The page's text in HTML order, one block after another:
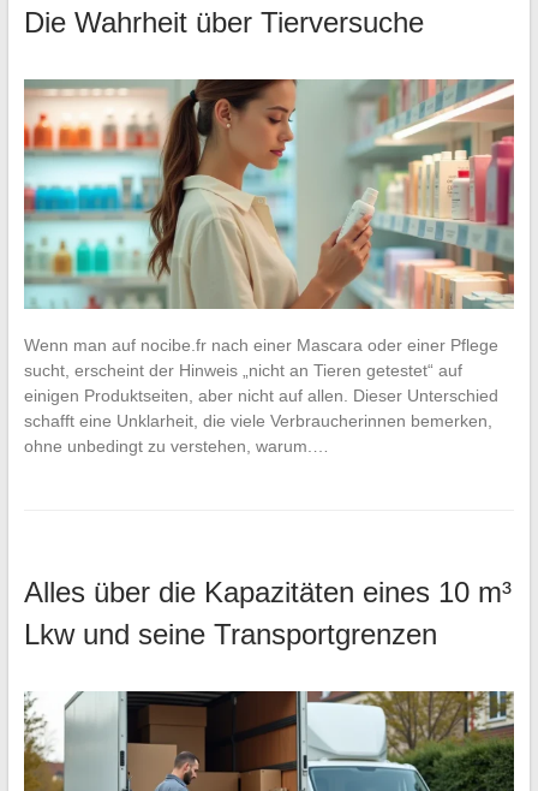
Die Wahrheit über Tierversuche
Wenn man auf nocibe.fr nach einer Mascara oder einer Pflege
sucht, erscheint der Hinweis „nicht an Tieren getestet“ auf
einigen Produktseiten, aber nicht auf allen. Dieser Unterschied
schafft eine Unklarheit, die viele Verbraucherinnen bemerken,
ohne unbedingt zu verstehen, warum.…
Alles über die Kapazitäten eines 10 m³
Lkw und seine Transportgrenzen